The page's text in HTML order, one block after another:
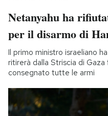
Netanyahu ha
per il disarmo di
Il primo ministro israeliano
ritirerà dalla Striscia di
consegnato tutte le armi